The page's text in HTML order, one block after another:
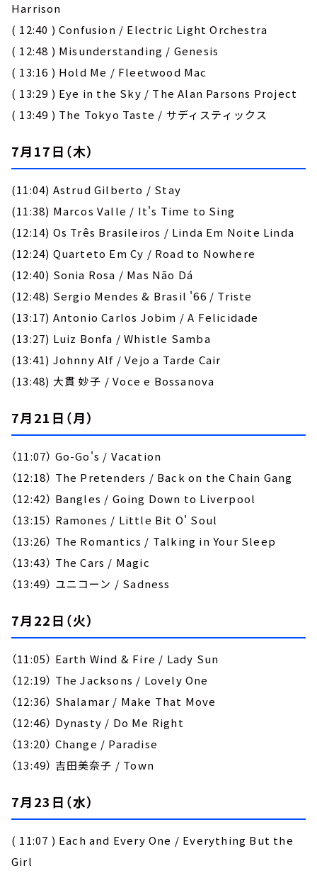
Harrison
( 12:40 ) Confusion / Electric Light Orchestra
( 12:48 ) Misunderstanding / Genesis
( 13:16 ) Hold Me / Fleetwood Mac
( 13:29 ) Eye in the Sky / The Alan Parsons Project
( 13:49 ) The Tokyo Taste / サディスティックス
7月17日（木）
(11:04) Astrud Gilberto / Stay
(11:38) Marcos Valle / It's Time to Sing
(12:14) Os Três Brasileiros / Linda Em Noite Linda
(12:24) Quarteto Em Cy / Road to Nowhere
(12:40) Sonia Rosa / Mas Não Dá
(12:48) Sergio Mendes & Brasil '66 / Triste
(13:17) Antonio Carlos Jobim / A Felicidade
(13:27) Luiz Bonfa / Whistle Samba
(13:41) Johnny Alf / Vejo a Tarde Cair
(13:48) 大貫 妙子 / Voce e Bossanova
7月21日（月）
（11:07） Go-Go's / Vacation
（12:18） The Pretenders / Back on the Chain Gang
（12:42） Bangles / Going Down to Liverpool
（13:15） Ramones / Little Bit O' Soul
（13:26） The Romantics / Talking in Your Sleep
（13:43） The Cars / Magic
（13:49） ユニコーン / Sadness
7月22日（火）
（11:05） Earth Wind & Fire / Lady Sun
（12:19） The Jacksons / Lovely One
（12:36） Shalamar / Make That Move
（12:46） Dynasty / Do Me Right
（13:20） Change / Paradise
（13:49） 吉田美奈子 / Town
7月23日（水）
( 11:07 ) Each and Every One / Everything But the
Girl